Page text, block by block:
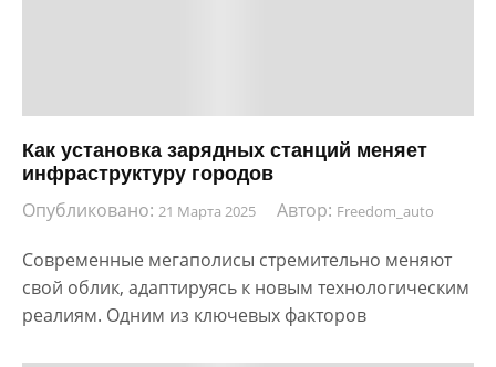
Как установка зарядных станций меняет
инфраструктуру городов
Опубликовано: 21 Марта 2025 Автор: Freedom_auto
Современные мегаполисы стремительно меняют
свой облик, адаптируясь к новым технологическим
реалиям. Одним из ключевых факторов